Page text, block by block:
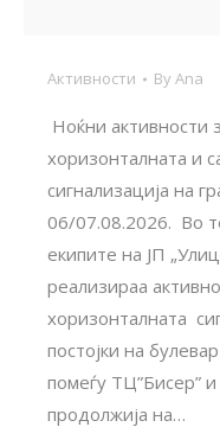
Активности By Ana
Ноќни активности
хоризонталната и
сигнализација на
06/07.08.2026. Во
екипите на ЈП
реализираа
хоризонталната
постојки на
помеѓу ТЦ”Бисер”
продолжија на…